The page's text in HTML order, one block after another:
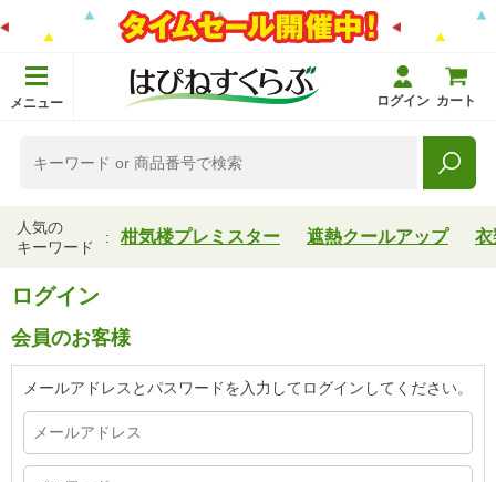
メニュー ログイン カート
人気の
キーワード
柑気楼プレミスター 遮熱クールアップ 衣
ログイン
会員のお客様
メールアドレスとパスワードを入力してログインしてください。